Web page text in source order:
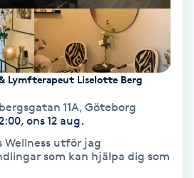
Lymfterapeut Liselotte Berg
11A, Göteborg
ons 12 aug.
Wellness utför jag
som kan hjälpa dig som